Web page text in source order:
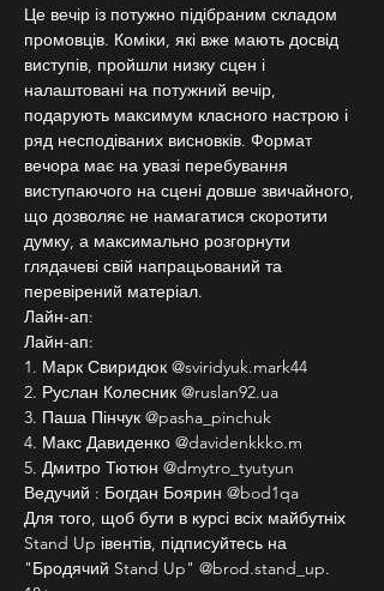
Це вечір із потужно підібраним складом
промовців. Коміки, які вже мають досвід
виступів, пройшли низку сцен і
налаштовані на потужний вечір,
подарують максимум класного настрою і
ряд несподіваних висновків. Формат
вечора має на увазі перебування
виступаючого на сцені довше звичайного,
що дозволяє не намагатися скоротити
думку, а максимально розгорнути
глядачеві свій напрацьований та
перевірений матеріал.
Лайн-ап:
Лайн-ап:
1. Марк Свиридюк @sviridyuk.mark44
2. Руслан Колесник @ruslan92.ua
3. Паша Пінчук @pasha_pinchuk
4. Макс Давиденко @davidenkkko.m
5. Дмитро Тютюн @dmytro_tyutyun
Ведучий : Богдан Боярин @bod1qa
Для того, щоб бути в курсі всіх майбутніх
Stand Up івентів, підписуйтесь на
"Бродячий Stand Up" @brod.stand_up.